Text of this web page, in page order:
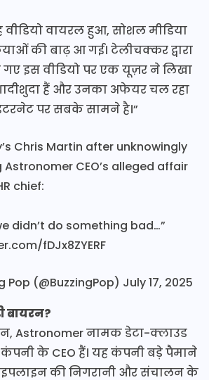
वीडियो वायरल हुआ, सोशल मीडिया
की बाढ़ आ गई। टेलीचक्कर द्वारा
इस वीडियो पर एक यूज़र ने लिखा
हैं और उनका अफेयर चल रहा
पर सबके सामने है।”
Chris Martin after unknowingly
Astronomer CEO’s alleged affair
chief:
didn’t do something bad…”
fDJx8ZYERF
Pop (@BuzzingPop) July 17, 2025
बायरन?
Astronomer नामक डेटा-क्लाउड
कंपनी के CEO हैं। यह कंपनी बड़े पैमाने
की निगरानी और संचालन के